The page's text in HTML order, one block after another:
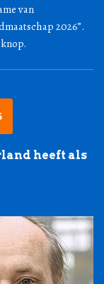
van
2026”.
heeft als